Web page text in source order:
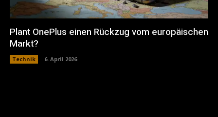
Plant OnePlus einen Rückzug vom europäischen
Markt?
Technik 6. April 2026